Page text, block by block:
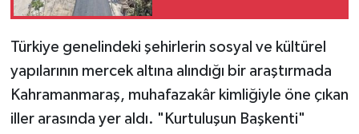
Türkiye genelindeki şehirlerin sosyal ve kültürel
yapılarının mercek altına alındığı bir araştırmada
Kahramanmaraş, muhafazakâr kimliğiyle öne çıkan
iller arasında yer aldı. "Kurtuluşun Başkenti"
KAHRAMANMARAŞ